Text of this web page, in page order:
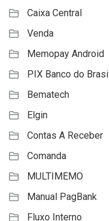
Caixa Central
Venda
Memopay Android
PIX Banco do Brasil
Bematech
Elgin
Contas A Receber
Comanda
MULTIMEMO
Manual PagBank
Fluxo Interno